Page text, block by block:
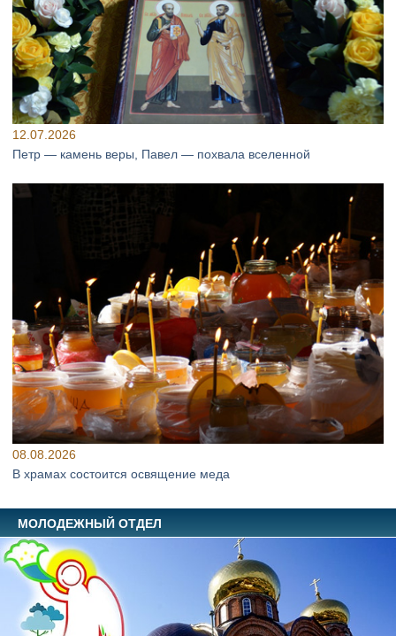
12.07.2026
Петр — камень веры, Павел — похвала вселенной
08.08.2026
В храмах состоится освящение меда
МОЛОДЕЖНЫЙ ОТДЕЛ